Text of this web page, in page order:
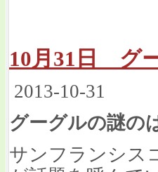
10月31日 グ
2013-10-31
グーグルの謎の
サンフランシス